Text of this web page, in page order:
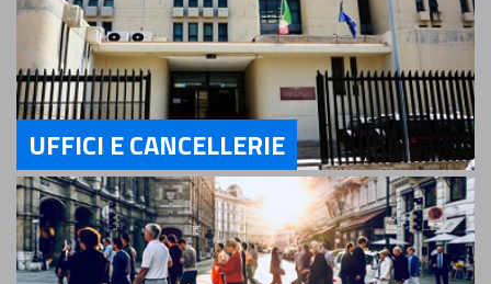
Servizi Uffici e Cancellerie
UFFICI E CANCELLERIE